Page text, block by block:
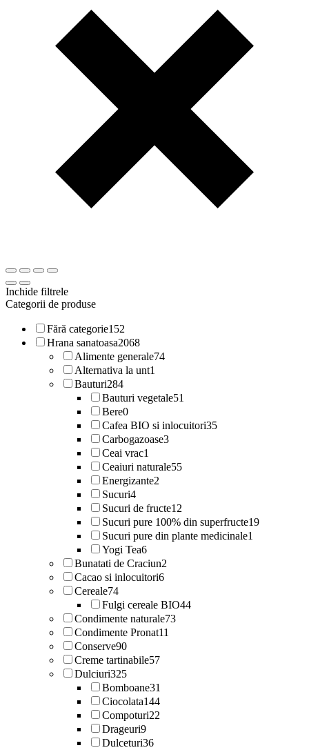
Inchide filtrele
Categorii de produse
Fără categorie152
Hrana sanatoasa2068
Alimente generale74
Alternativa la unt1
Bauturi284
Bauturi vegetale51
Bere0
Cafea BIO si inlocuitori35
Carbogazoase3
Ceai vrac1
Ceaiuri naturale55
Energizante2
Sucuri4
Sucuri de fructe12
Sucuri pure 100% din superfructe19
Sucuri pure din plante medicinale1
Yogi Tea6
Bunatati de Craciun2
Cacao si inlocuitori6
Cereale74
Fulgi cereale BIO44
Condimente naturale73
Condimente Pronat11
Conserve90
Creme tartinabile57
Dulciuri325
Bomboane31
Ciocolata144
Compoturi22
Drageuri9
Dulceturi36